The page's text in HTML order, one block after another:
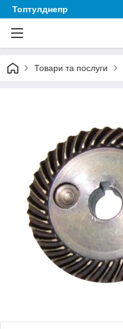
Топтулднепр
Товари та послуги